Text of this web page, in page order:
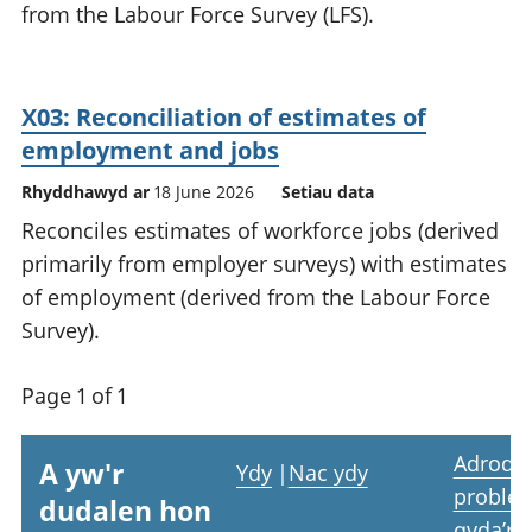
from the Labour Force Survey (LFS).
X03: Reconciliation of estimates of
employment and jobs
Rhyddhawyd ar 18 June 2026 Setiau data
Reconciles estimates of workforce jobs (derived
primarily from employer surveys) with estimates
of employment (derived from the Labour Force
Survey).
Page 1 of 1
A yw'r
dudalen hon
Ydy | Nac ydy
Adrodd